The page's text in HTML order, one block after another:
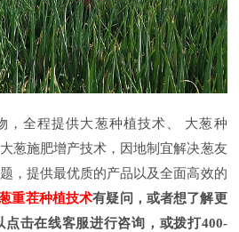
，全程提供大葱种植技术、
大葱种
葱施肥增产技术，因地制宜解决葱友
，提供最优质的产品以及全面高效的
重茬种植技术有疑问，或者想了解更
击在线客服进行咨询，或拨打400-